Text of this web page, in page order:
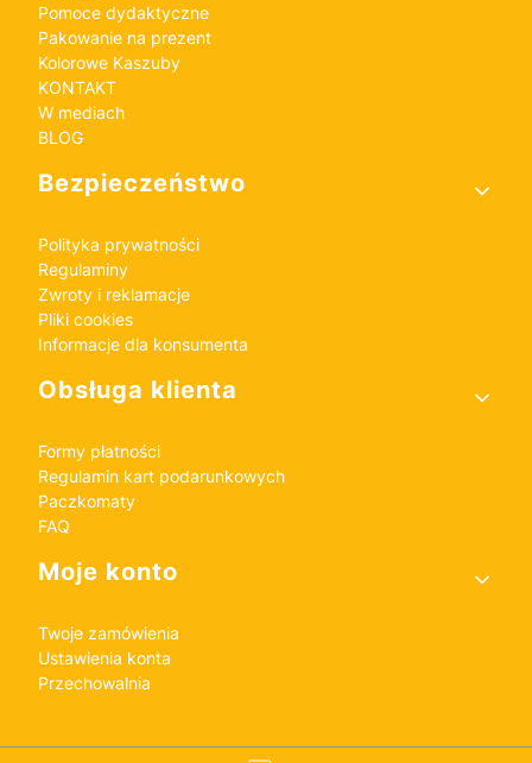
Pomoce dydaktyczne
Pakowanie na prezent
Kolorowe Kaszuby
KONTAKT
W mediach
BLOG
Bezpieczeństwo
Polityka prywatności
Regulaminy
Zwroty i reklamacje
Pliki cookies
Informacje dla konsumenta
Obsługa klienta
Formy płatności
Regulamin kart podarunkowych
Paczkomaty
FAQ
Moje konto
Twoje zamówienia
Ustawienia konta
Przechowalnia